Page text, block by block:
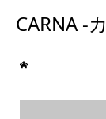
CARNA -